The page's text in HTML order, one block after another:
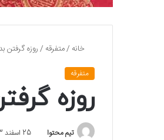
خانه /متفرقه /روزه
متفرقه
روزه
تیم محتوا 25 اسفند 1403